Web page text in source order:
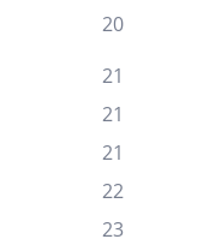
20
21
21
21
22
23